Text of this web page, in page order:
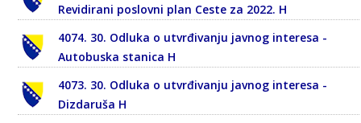
Revidirani poslovni plan Ceste za 2022. H
4074. 30. Odluka o utvrđivanju javnog interesa -
Autobuska stanica H
4073. 30. Odluka o utvrđivanju javnog interesa -
Dizdaruša H